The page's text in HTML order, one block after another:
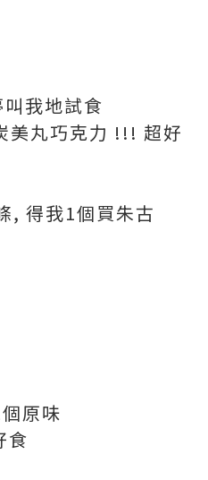
我地試食
丸巧克力 !!! 超好
, 得我1個買朱古
原味
食